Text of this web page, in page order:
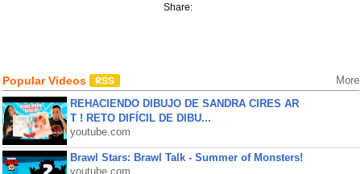
Share:
Popular Videos More
REHACIENDO DIBUJO DE SANDRA CIRES AR
T ! RETO DIFÍCIL DE DIBU...
youtube.com
Brawl Stars: Brawl Talk - Summer of Monsters!
youtube.com